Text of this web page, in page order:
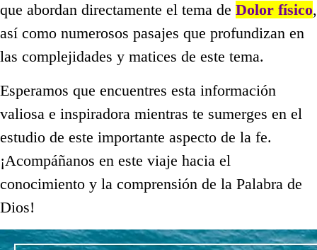
que abordan directamente el tema de Dolor físico,
así como numerosos pasajes que profundizan en
las complejidades y matices de este tema.
Esperamos que encuentres esta información
valiosa e inspiradora mientras te sumerges en el
estudio de este importante aspecto de la fe.
¡Acompáñanos en este viaje hacia el
conocimiento y la comprensión de la Palabra de
Dios!